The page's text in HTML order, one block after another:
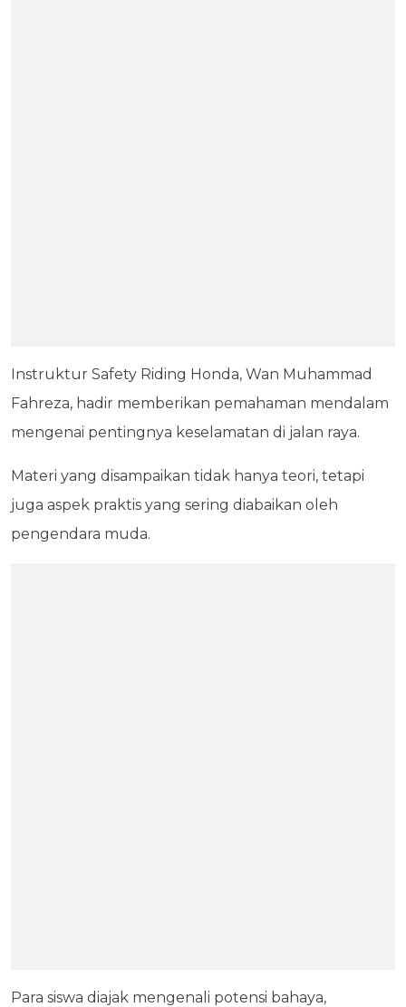
Instruktur Safety Riding Honda, Wan Muhammad
Fahreza, hadir memberikan pemahaman mendalam
mengenai pentingnya keselamatan di jalan raya.
Materi yang disampaikan tidak hanya teori, tetapi
juga aspek praktis yang sering diabaikan oleh
pengendara muda.
Para siswa diajak mengenali potensi bahaya,